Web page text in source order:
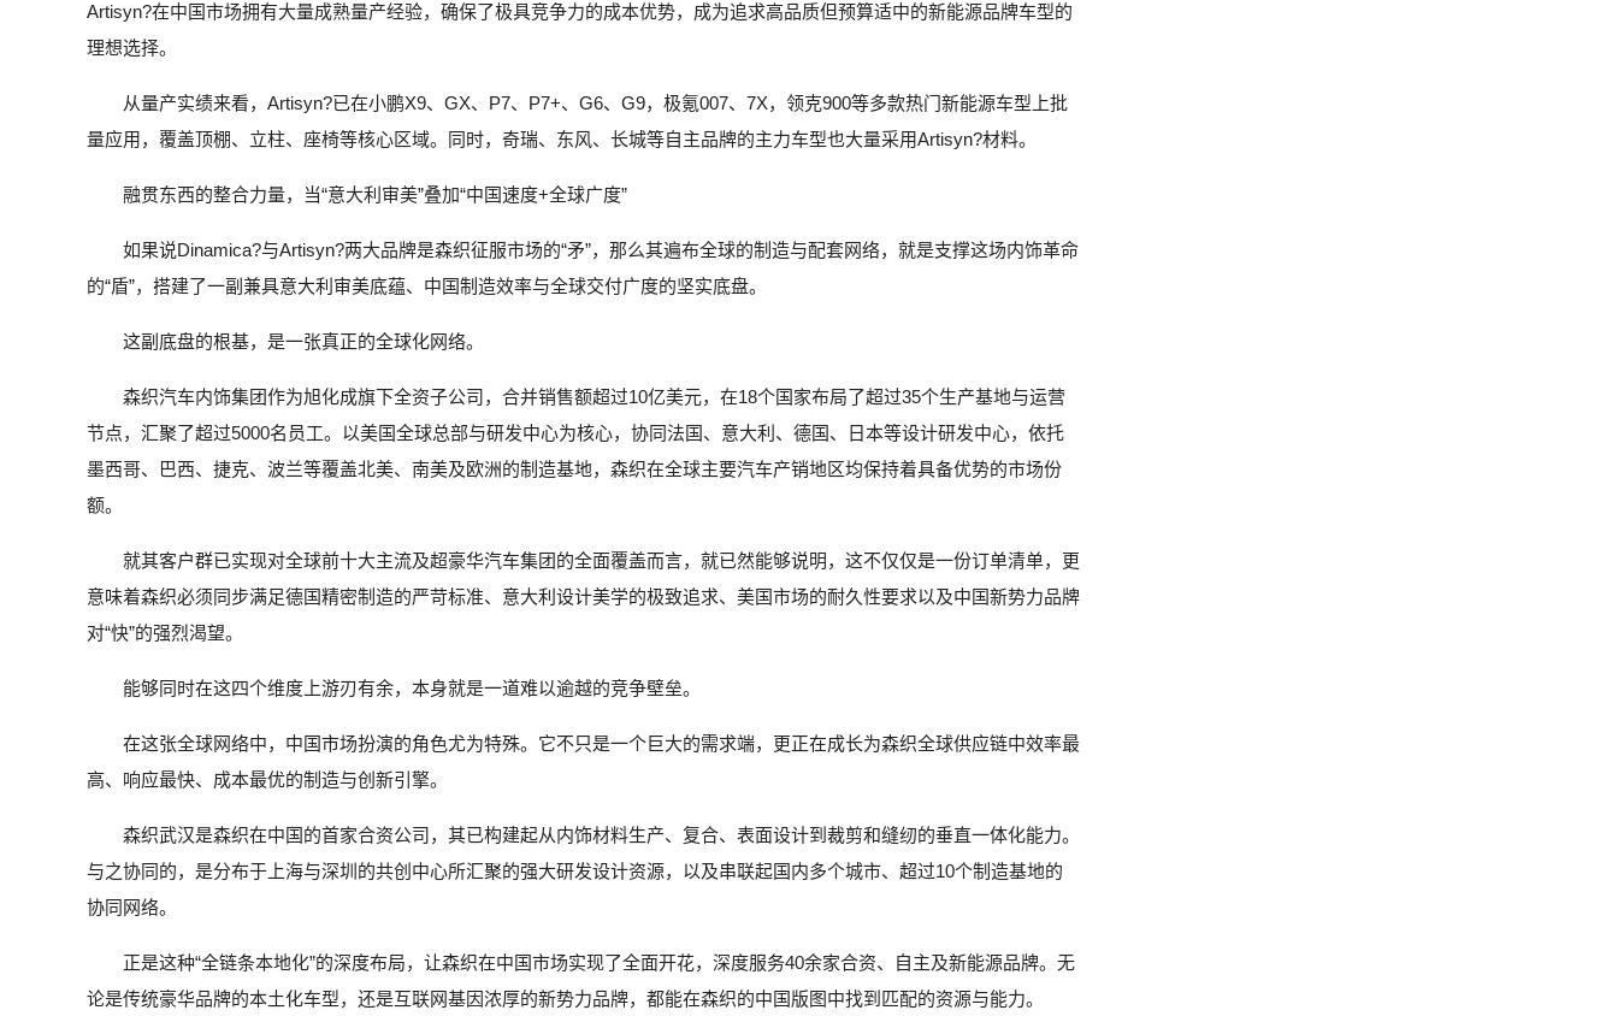
Artisyn?在中国市场拥有大量成熟量产经验，确保了极具竞争力的成本优势，成为追求高品质但预算适中的新能源品牌车型的
理想选择。
从量产实绩来看，Artisyn?已在小鹏X9、GX、P7、P7+、G6、G9，极氪007、7X，领克900等多款热门新能源车型上批
量应用，覆盖顶棚、立柱、座椅等核心区域。同时，奇瑞、东风、长城等自主品牌的主力车型也大量采用Artisyn?材料。
融贯东西的整合力量，当“意大利审美”叠加“中国速度+全球广度”
如果说Dinamica?与Artisyn?两大品牌是森织征服市场的“矛”，那么其遍布全球的制造与配套网络，就是支撑这场内饰革命
的“盾”，搭建了一副兼具意大利审美底蕴、中国制造效率与全球交付广度的坚实底盘。
这副底盘的根基，是一张真正的全球化网络。
森织汽车内饰集团作为旭化成旗下全资子公司，合并销售额超过10亿美元，在18个国家布局了超过35个生产基地与运营
节点，汇聚了超过5000名员工。以美国全球总部与研发中心为核心，协同法国、意大利、德国、日本等设计研发中心，依托
墨西哥、巴西、捷克、波兰等覆盖北美、南美及欧洲的制造基地，森织在全球主要汽车产销地区均保持着具备优势的市场份
额。
就其客户群已实现对全球前十大主流及超豪华汽车集团的全面覆盖而言，就已然能够说明，这不仅仅是一份订单清单，更
意味着森织必须同步满足德国精密制造的严苛标准、意大利设计美学的极致追求、美国市场的耐久性要求以及中国新势力品牌
对“快”的强烈渴望。
能够同时在这四个维度上游刃有余，本身就是一道难以逾越的竞争壁垒。
在这张全球网络中，中国市场扮演的角色尤为特殊。它不只是一个巨大的需求端，更正在成长为森织全球供应链中效率最
高、响应最快、成本最优的制造与创新引擎。
森织武汉是森织在中国的首家合资公司，其已构建起从内饰材料生产、复合、表面设计到裁剪和缝纫的垂直一体化能力。
与之协同的，是分布于上海与深圳的共创中心所汇聚的强大研发设计资源，以及串联起国内多个城市、超过10个制造基地的
协同网络。
正是这种“全链条本地化”的深度布局，让森织在中国市场实现了全面开花，深度服务40余家合资、自主及新能源品牌。无
论是传统豪华品牌的本土化车型，还是互联网基因浓厚的新势力品牌，都能在森织的中国版图中找到匹配的资源与能力。